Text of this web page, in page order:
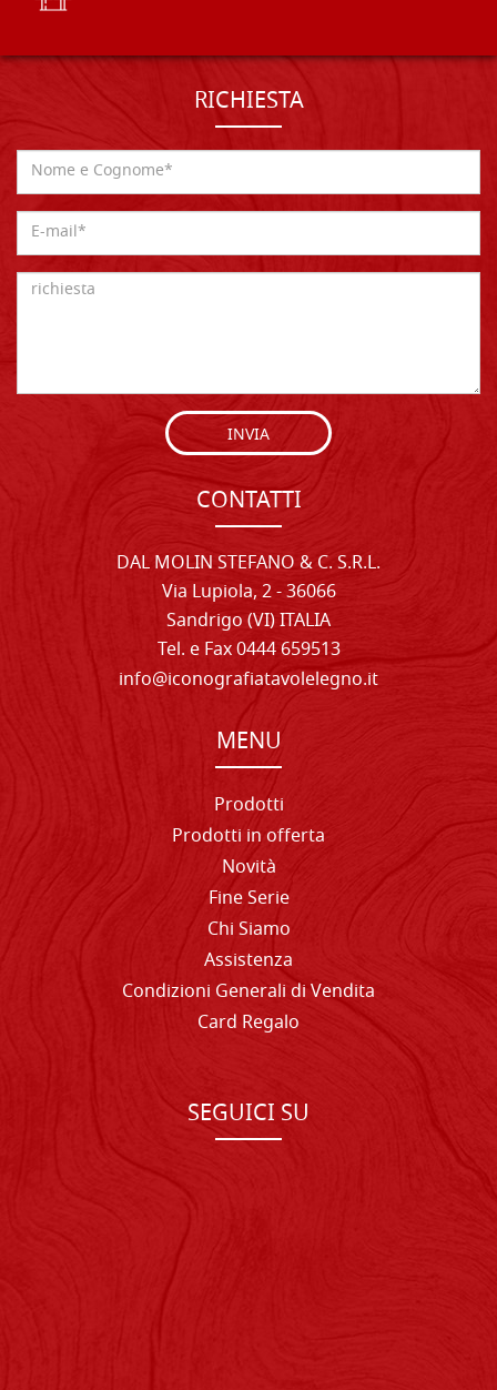
RICHIESTA
INVIA
CONTATTI
DAL MOLIN STEFANO & C. S.R.L.
Via Lupiola, 2 - 36066
Sandrigo (VI) ITALIA
Tel. e Fax 0444 659513
info@iconografiatavolelegno.it
MENU
Prodotti
Prodotti in offerta
Novità
Fine Serie
Chi Siamo
Assistenza
Condizioni Generali di Vendita
Card Regalo
SEGUICI SU